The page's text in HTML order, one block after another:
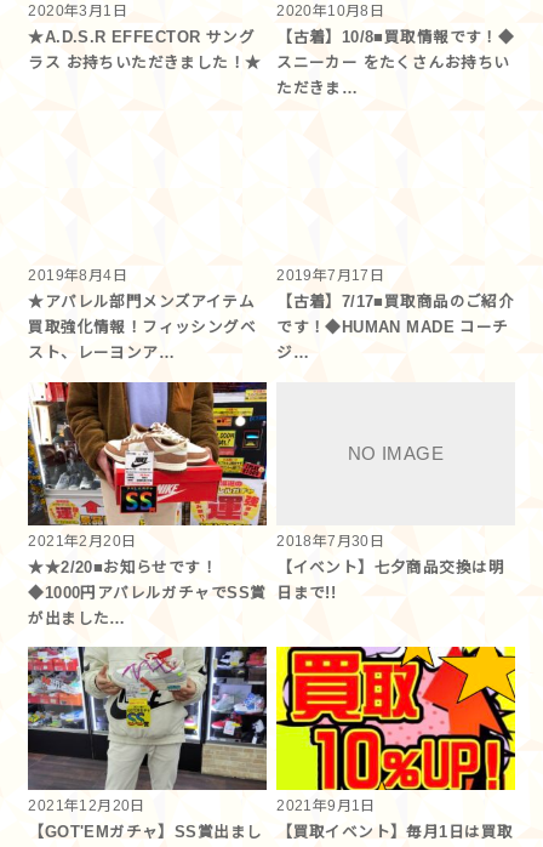
2020年3月1日
★A.D.S.R EFFECTOR サング
ラス お持ちいただきました！★
2020年10月8日
【古着】10/8■買取情報です！◆
スニーカー をたくさんお持ちい
ただきま…
2019年8月4日
★アパレル部門メンズアイテム
買取強化情報！フィッシングベ
スト、レーヨンア…
2019年7月17日
【古着】7/17■買取商品のご紹介
です！◆HUMAN MADE コーチ
ジ…
2021年2月20日
★★2/20■お知らせです！
◆1000円アパレルガチャでSS賞
が出ました…
2018年7月30日
【イベント】七夕商品交換は明
日まで!!
2021年12月20日
【GOT'EMガチャ】SS賞出まし
2021年9月1日
【買取イベント】毎月1日は買取